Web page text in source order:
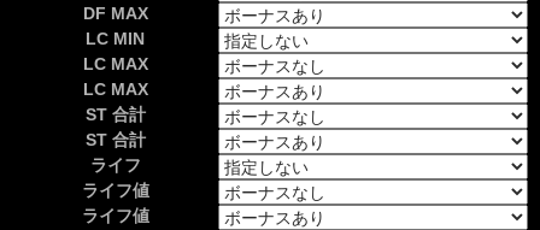
DF MAX
LC MIN
LC MAX
LC MAX
ST 合計
ST 合計
ライフ
ライフ値
ライフ値